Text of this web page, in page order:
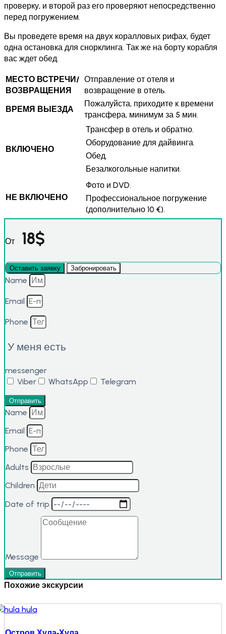
проверку, и второй раз его проверяют непосредственно
перед погружением.
Вы проведете время на двух коралловых рифах, будет
одна остановка для снорклинга. Так же на борту корабля
вас ждет обед.
МЕСТО ВСТРЕЧИ/
ВОЗВРАЩЕНИЯ
Отправление от отеля и
возвращение в отель.
ВРЕМЯ ВЫЕЗДА
Пожалуйста, приходите к времени
трансфера, минимум за 5 мин.
ВКЛЮЧЕНО
Трансфер в отель и обратно.
Оборудование для дайвинга.
Обед.
Безалкогольные напитки.
НЕ ВКЛЮЧЕНО
Фото и DVD.
Профессиональное погружение
(дополнительно 10 €).
От 18$
Оставить заявку Забронировать
Name
Email
Phone
У меня есть
messenger
Viber
WhatsApp Telegram
Отправить
Name
Email
Phone
Adults
Children
Date of trip
Message
Отправить
Похожие экскурсии